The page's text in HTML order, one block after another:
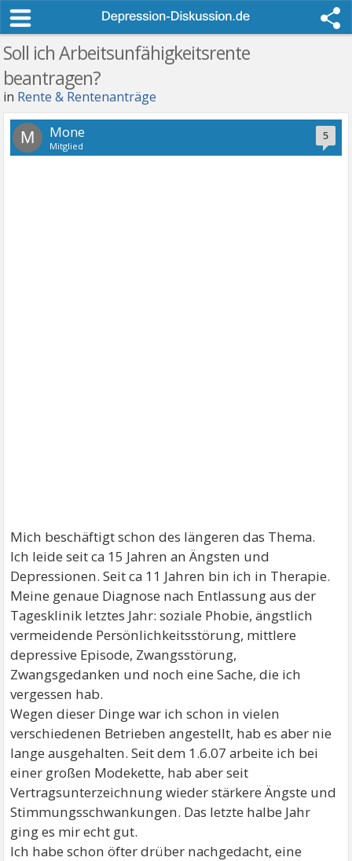
Soll ich Arbeitsunfähigkeitsrente
beantragen?
in Rente & Rentenanträge
5
M Mone
Mitglied
Mich beschäftigt schon des längeren das Thema.
Ich leide seit ca 15 Jahren an Ängsten und
Depressionen. Seit ca 11 Jahren bin ich in Therapie.
Meine genaue Diagnose nach Entlassung aus der
Tagesklinik letztes Jahr: soziale Phobie, ängstlich
vermeidende Persönlichkeitsstörung, mittlere
depressive Episode, Zwangsstörung,
Zwangsgedanken und noch eine Sache, die ich
vergessen hab.
Wegen dieser Dinge war ich schon in vielen
verschiedenen Betrieben angestellt, hab es aber nie
lange ausgehalten. Seit dem 1.6.07 arbeite ich bei
einer großen Modekette, hab aber seit
Vertragsunterzeichnung wieder stärkere Ängste und
Stimmungsschwankungen. Das letzte halbe Jahr
ging es mir echt gut.
Ich habe schon öfter drüber nachgedacht, eine